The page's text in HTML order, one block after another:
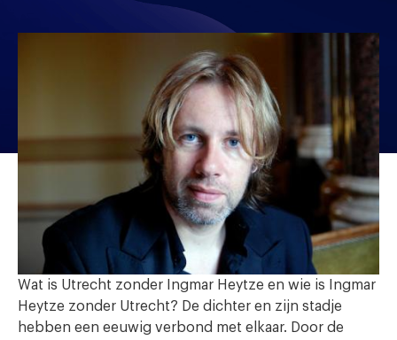
Wat is Utrecht zonder Ingmar Heytze en wie is Ingmar
Heytze zonder Utrecht? De dichter en zijn stadje
hebben een eeuwig verbond met elkaar. Door de